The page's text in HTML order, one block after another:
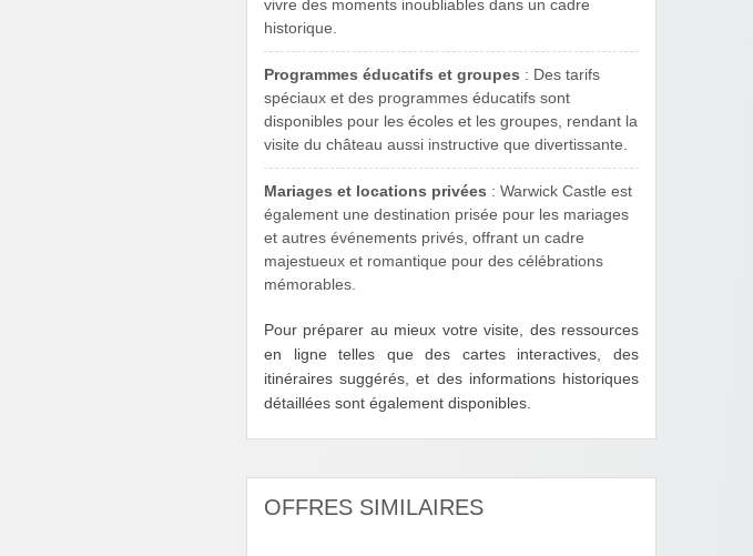
vivre des moments inoubliables dans un cadre
historique.
Programmes éducatifs et groupes : Des tarifs
spéciaux et des programmes éducatifs sont
disponibles pour les écoles et les groupes, rendant la
visite du château aussi instructive que divertissante.
Mariages et locations privées : Warwick Castle est
également une destination prisée pour les mariages
et autres événements privés, offrant un cadre
majestueux et romantique pour des célébrations
mémorables.
Pour préparer au mieux votre visite, des ressources
en ligne telles que des cartes interactives, des
itinéraires suggérés, et des informations historiques
détaillées sont également disponibles.
OFFRES SIMILAIRES